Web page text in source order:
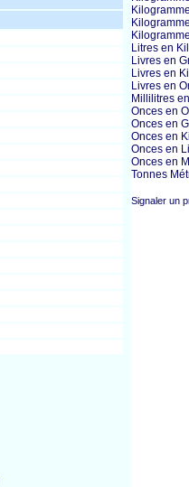
Litres en
Livres en
Livres en
Livres en
Millilitres
Onces en
Onces en
Onces en
Onces en
Onces en
Tonnes
Signaler un